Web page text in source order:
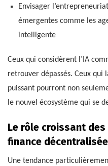
Envisager
émergentes comme les
intelligente
Ceux qui considèrent l’IA
retrouver dépassés. Ceux
puissant pourront non
le nouvel écosystème qui se
Le rôle croissant
finance décentralisée
Une tendance